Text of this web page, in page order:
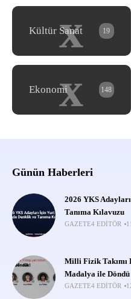
x
Kültür Sanat 19
x
Ekonomi 148
Günün Haberleri
2026 YKS
Tanıma Kılavuzu
GAZETE4 EDITÖR
Milli Fizik Takımı
Madalya ile Döndü
GAZETE4 EDITÖR